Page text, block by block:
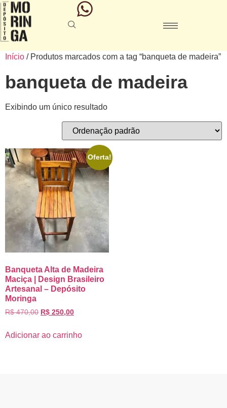
Início / Produtos marcados com a tag “banqueta de madeira”
banqueta de madeira
Exibindo um único resultado
Oferta!
Banqueta Alta de Madeira
Maciça | Design Brasileiro
Artesanal – Depósito
Moringa
R$470,00 R$ 250,00
Adicionar ao carrinho